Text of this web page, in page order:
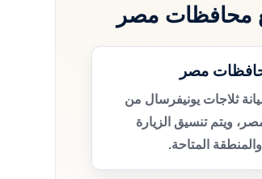
محافظات مصر
مصر
ثلاجات يونيفرسال من
ويتم تنسيق الزيارة
المتاحة.